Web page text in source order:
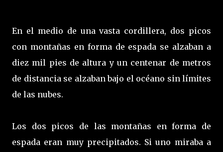
En el medio de una vasta cordillera, dos picos
con montañas en forma de espada se alzaban a
diez mil pies de altura y un centenar de metros
de distancia se alzaban bajo el océano sin límites
de las nubes.
Los dos picos de las montañas en forma de
espada eran muy precipitados. Si uno miraba a